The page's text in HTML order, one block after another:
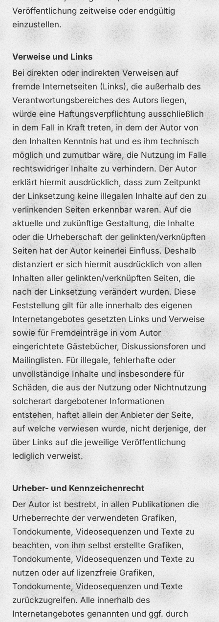
Veröffentlichung zeitweise oder endgültig
einzustellen.
Verweise und Links
Bei direkten oder indirekten Verweisen auf
fremde Internetseiten (Links), die außerhalb des
Verantwortungsbereiches des Autors liegen,
würde eine Haftungsverpflichtung ausschließlich
in dem Fall in Kraft treten, in dem der Autor von
den Inhalten Kenntnis hat und es ihm technisch
möglich und zumutbar wäre, die Nutzung im Falle
rechtswidriger Inhalte zu verhindern. Der Autor
erklärt hiermit ausdrücklich, dass zum Zeitpunkt
der Linksetzung keine illegalen Inhalte auf den zu
verlinkenden Seiten erkennbar waren. Auf die
aktuelle und zukünftige Gestaltung, die Inhalte
oder die Urheberschaft der gelinkten/verknüpften
Seiten hat der Autor keinerlei Einfluss. Deshalb
distanziert er sich hiermit ausdrücklich von allen
Inhalten aller gelinkten/verknüpften Seiten, die
nach der Linksetzung verändert wurden. Diese
Feststellung gilt für alle innerhalb des eigenen
Internetangebotes gesetzten Links und Verweise
sowie für Fremdeinträge in vom Autor
eingerichtete Gästebücher, Diskussionsforen und
Mailinglisten. Für illegale, fehlerhafte oder
unvollständige Inhalte und insbesondere für
Schäden, die aus der Nutzung oder Nichtnutzung
solcherart dargebotener Informationen
entstehen, haftet allein der Anbieter der Seite,
auf welche verwiesen wurde, nicht derjenige, der
über Links auf die jeweilige Veröffentlichung
lediglich verweist.
Urheber- und Kennzeichenrecht
Der Autor ist bestrebt, in allen Publikationen die
Urheberrechte der verwendeten Grafiken,
Tondokumente, Videosequenzen und Texte zu
beachten, von ihm selbst erstellte Grafiken,
Tondokumente, Videosequenzen und Texte zu
nutzen oder auf lizenzfreie Grafiken,
Tondokumente, Videosequenzen und Texte
zurückzugreifen. Alle innerhalb des
Internetangebotes genannten und ggf. durch